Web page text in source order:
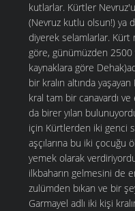
kutlarlar. Kürtler
(Nevruz kutlu olsun!) ya
diyerek selamlarlar. Kürt
göre, günümüzden 2500
kaynaklara göre
bir kralın altında
kral tam bir canavardı
da birer yılan
için Kürtlerden iki genci
aşçılarına bu iki çocuğu
yemek olarak
ilkbaharın gelmesini de
zulümden bıkan ve bir
Garmayel adlı iki kişi